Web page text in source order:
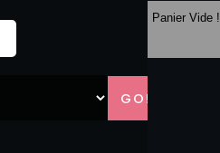
Panier Vide !